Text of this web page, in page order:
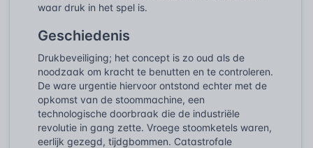
waar druk in het spel is.
Geschiedenis
Drukbeveiliging; het concept is zo oud als de
noodzaak om kracht te benutten en te controleren.
De ware urgentie hiervoor ontstond echter met de
opkomst van de stoommachine, een
technologische doorbraak die de industriële
revolutie in gang zette. Vroege stoomketels waren,
eerlijk gezegd, tijdgbommen. Catastrofale